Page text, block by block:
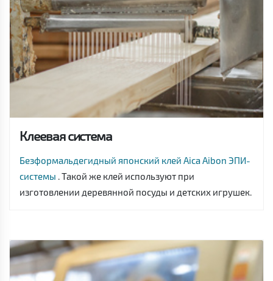
Клеевая система
Безформальдегидный японский клей Aica Aibon ЭПИ-
системы . Такой же клей используют при
изготовлении деревянной посуды и детских игрушек.